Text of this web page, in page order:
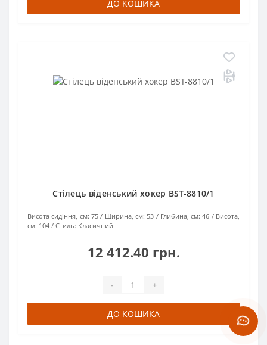
ДО КОШИКА
Стілець віденський хокер BST-8810/1
Висота сидіння, см: 75 Ширина, см: 53 Глибина, см: 46
Висота,
см: 104 Стиль: Класичний
12 412.40 грн.
- +
ДО КОШИКА